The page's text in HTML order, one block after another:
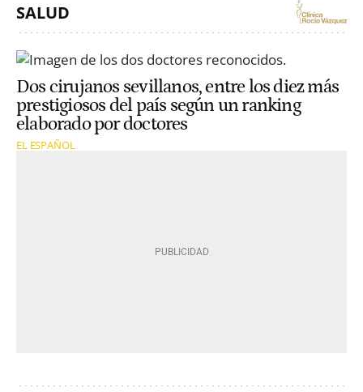
SALUD
Dos cirujanos sevillanos, entre los diez más
prestigiosos del país según un ranking
elaborado por doctores
EL ESPAÑOL